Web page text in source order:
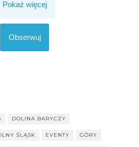
Pokaż więcej
Obserwuj
DOLINA BARYCZY
ŚLĄSK EVENTY GÓRY